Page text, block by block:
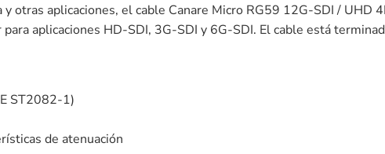
otras aplicaciones, el cable Canare Micro RG59 12G-SDI / UHD
aplicaciones HD-SDI, 3G-SDI y 6G-SDI. El cable está
ST2082-1)
de atenuación